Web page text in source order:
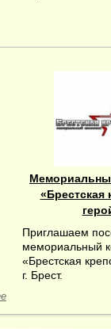
«Брестская
Приглашаем
мемориальный
«Брестская
г. Брест.